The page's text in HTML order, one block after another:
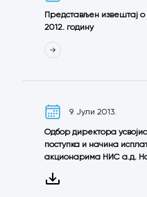
Представљен извештај
2012. годину
9. Јули 2013.
Одбор директора
поступка и начина
акционарима НИС а.д.